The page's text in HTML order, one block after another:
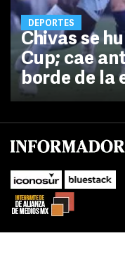
DEPORTES
Chivas se
Cup; cae
borde de la